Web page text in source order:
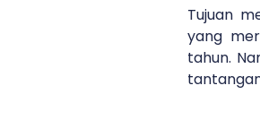
Tujuan
yang
tahun.